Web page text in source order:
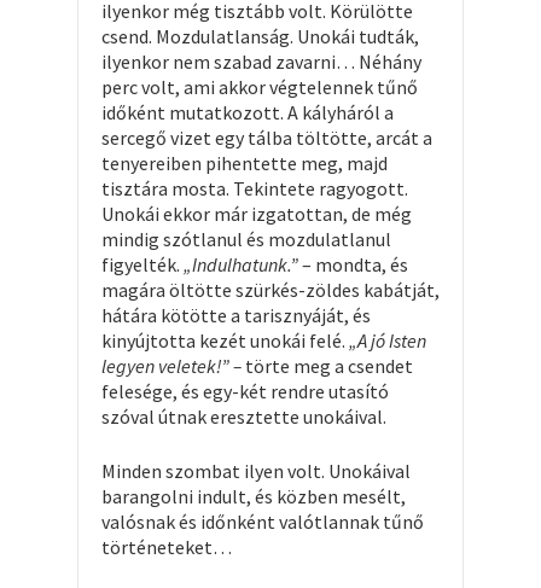
ilyenkor még tisztább volt. Körülötte
csend. Mozdulatlanság. Unokái tudták,
ilyenkor nem szabad zavarni… Néhány
perc volt, ami akkor végtelennek tűnő
időként mutatkozott. A kályháról a
sercegő vizet egy tálba töltötte, arcát a
tenyereiben pihentette meg, majd
tisztára mosta. Tekintete ragyogott.
Unokái ekkor már izgatottan, de még
mindig szótlanul és mozdulatlanul
figyelték. „Indulhatunk.”– mondta, és
magára öltötte szürkés-zöldes kabátját,
hátára kötötte a tarisznyáját, és
kinyújtotta kezét unokái felé. „A jó Isten
legyen veletek!” – törte meg a csendet
felesége, és egy-két rendre utasító
szóval útnak eresztette unokáival.
Minden szombat ilyen volt. Unokáival
barangolni indult, és közben mesélt,
valósnak és időnként valótlannak tűnő
történeteket…